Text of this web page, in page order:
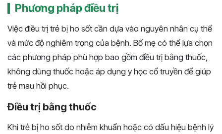
Phương pháp điều trị
Việc điều trị trẻ bị ho sốt cần dựa vào nguyên nhân cụ thể
và mức độ nghiêm trọng của bệnh. Bố mẹ có thể lựa chọn
các phương pháp phù hợp bao gồm điều trị bằng thuốc,
không dùng thuốc hoặc áp dụng y học cổ truyền để giúp
trẻ mau hồi phục.
Điều trị bằng thuốc
Khi trẻ bị ho sốt do nhiễm khuẩn hoặc có dấu hiệu bệnh lý